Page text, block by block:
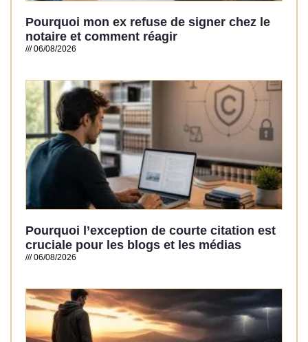
Pourquoi mon ex refuse de signer chez le
notaire et comment réagir
06/08/2026
Pourquoi l’exception de courte citation est
cruciale pour les blogs et les médias
06/08/2026